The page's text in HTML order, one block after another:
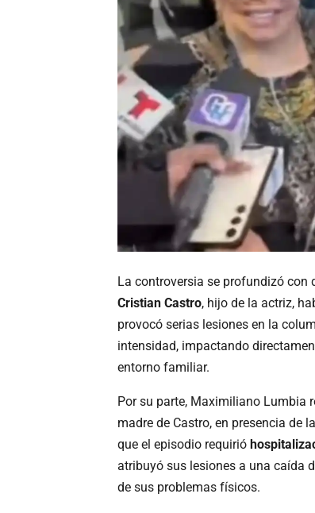
La controversia se profundizó con
Cristian Castro, hijo de la actriz,
provocó serias lesiones en la
intensidad, impactando
entorno familiar.
Por su parte, Maximiliano Lumbia
madre de Castro, en presencia de
que el episodio requirió
atribuyó sus lesiones a una caída
de sus problemas físicos.